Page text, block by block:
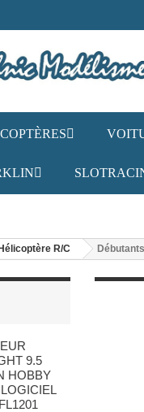
Hélicoptère R/C Débutants
9.5
HOBBY